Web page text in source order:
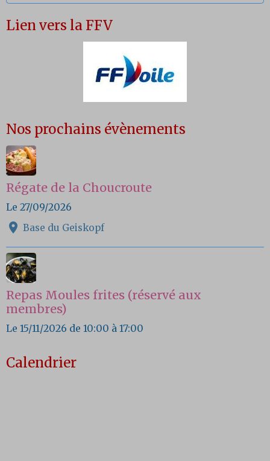
Lien vers la FFV
Nos prochains évènements
Régate de la Choucroute
Le 27/09/2026
Base du Geiskopf
Repas Moules frites (réservé aux
membres)
Le 15/11/2026 de 10:00 à 17:00
Calendrier